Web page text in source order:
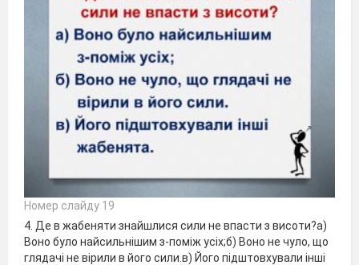
Номер слайду 19
4. Де в жабеняти знайшлися сили не впасти з висоти?а)
Воно було найсильнішим з-поміж усіх;б) Воно не чуло, що
глядачі не вірили в його сили.в) Його підштовхували інші